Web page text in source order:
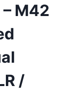
M42
/